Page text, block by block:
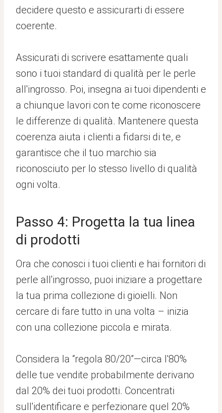
decidere questo e assicurarti di essere
coerente.
Assicurati di scrivere esattamente quali
sono i tuoi standard di qualità per le perle
all'ingrosso. Poi, insegna ai tuoi dipendenti e
a chiunque lavori con te come riconoscere
le differenze di qualità. Mantenere questa
coerenza aiuta i clienti a fidarsi di te, e
garantisce che il tuo marchio sia
riconosciuto per lo stesso livello di qualità
ogni volta.
Passo 4: Progetta la tua linea
di prodotti
Ora che conosci i tuoi clienti e hai fornitori di
perle all'ingrosso, puoi iniziare a progettare
la tua prima collezione di gioielli. Non
cercare di fare tutto in una volta – inizia
con una collezione piccola e mirata.
Considera la “regola 80/20”—circa l'80%
delle tue vendite probabilmente derivano
dal 20% dei tuoi prodotti. Concentrati
sull'identificare e perfezionare quel 20%